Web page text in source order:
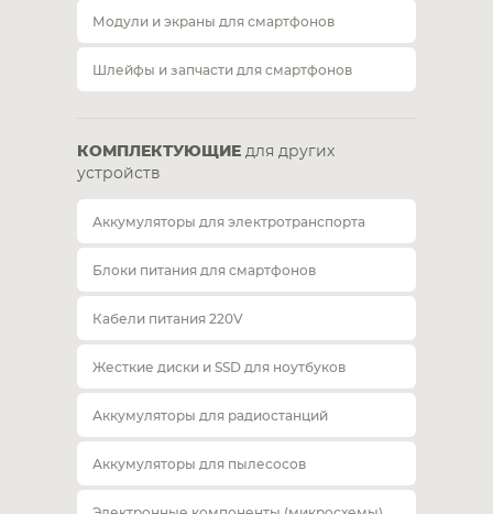
Модули и экраны для смартфонов
Шлейфы и запчасти для смартфонов
КОМПЛЕКТУЮЩИЕ для других
устройств
Аккумуляторы для электротранспорта
Блоки питания для смартфонов
Кабели питания 220V
Жесткие диски и SSD для ноутбуков
Аккумуляторы для радиостанций
Аккумуляторы для пылесосов